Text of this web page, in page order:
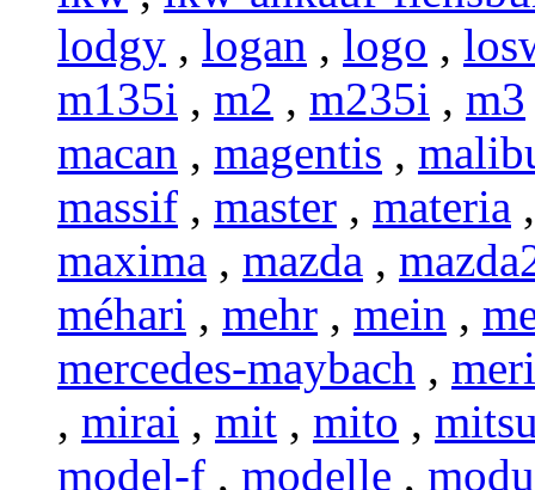
lodgy , logan , logo ,
m135i , m2 , m235i , m3
macan , magentis ,
massif , master , materia
maxima , mazda ,
méhari , mehr , mein ,
mercedes-maybach ,
, mirai , mit , mito ,
model-f , modelle ,